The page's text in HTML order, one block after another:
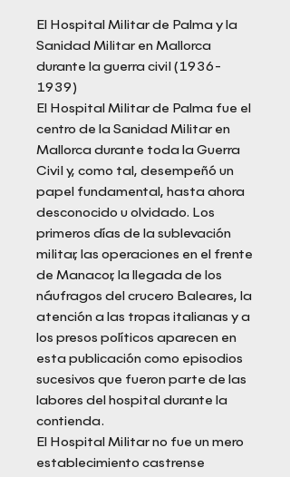
El Hospital Militar de Palma y la
Sanidad Militar en Mallorca
durante la guerra civil (1936-
1939)
El Hospital Militar de Palma fue el
centro de la Sanidad Militar en
Mallorca durante toda la Guerra
Civil y, como tal, desempeñó un
papel fundamental, hasta ahora
desconocido u olvidado. Los
primeros días de la sublevación
militar, las operaciones en el frente
de Manacor, la llegada de los
náufragos del crucero Baleares, la
atención a las tropas italianas y a
los presos políticos aparecen en
esta publicación como episodios
sucesivos que fueron parte de las
labores del hospital durante la
contienda.
El Hospital Militar no fue un mero
establecimiento castrense